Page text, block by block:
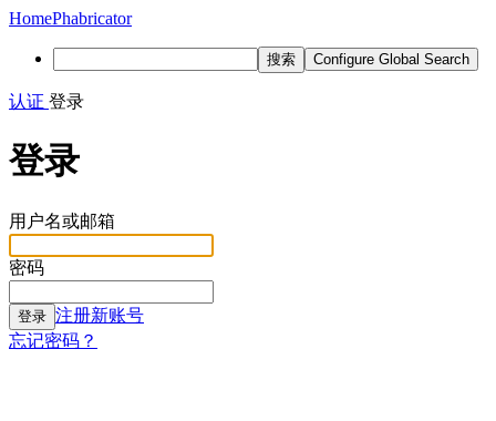
HomePhabricator
搜索 Configure Global Search
认证 登录
登录
用户名或邮箱
密码
登录 注册新账号
忘记密码？